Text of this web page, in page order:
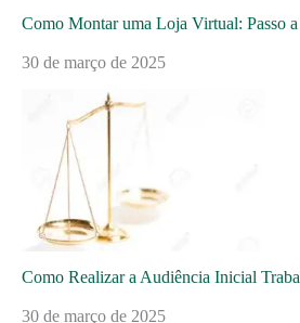
Como Montar uma Loja Virtual: Passo a
30 de março de 2025
Como Realizar a Audiência Inicial
30 de março de 2025